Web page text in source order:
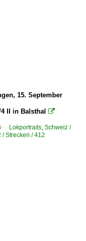
15. September
II in Balsthal

Lokportraits, Schweiz /
/ Strecken / 412